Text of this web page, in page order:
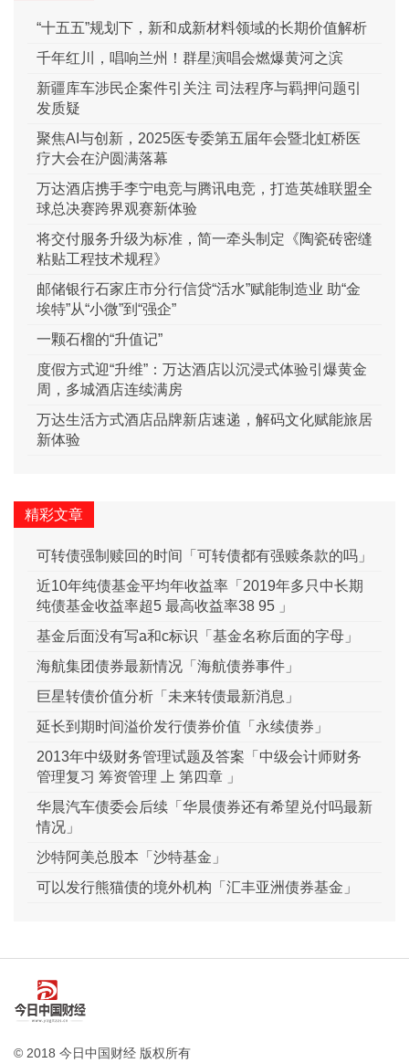
“十五五”规划下，新和成新材料领域的长期价值解析
千年红川，唱响兰州！群星演唱会燃爆黄河之滨
新疆库车涉民企案件引关注 司法程序与羁押问题引
发质疑
聚焦AI与创新，2025医专委第五届年会暨北虹桥医
疗大会在沪圆满落幕
万达酒店携手李宁电竞与腾讯电竞，打造英雄联盟全
球总决赛跨界观赛新体验
将交付服务升级为标准，简一牵头制定《陶瓷砖密缝
粘贴工程技术规程》
邮储银行石家庄市分行信贷“活水”赋能制造业 助“金
埃特”从“小微”到“强企”
一颗石榴的“升值记”
度假方式迎“升维”：万达酒店以沉浸式体验引爆黄金
周，多城酒店连续满房
万达生活方式酒店品牌新店速递，解码文化赋能旅居
新体验
精彩文章
可转债强制赎回的时间「可转债都有强赎条款的吗」
近10年纯债基金平均年收益率「2019年多只中长期
纯债基金收益率超5 最高收益率38 95 」
基金后面没有写a和c标识「基金名称后面的字母」
海航集团债券最新情况「海航债券事件」
巨星转债价值分析「未来转债最新消息」
延长到期时间溢价发行债券价值「永续债券」
2013年中级财务管理试题及答案「中级会计师财务
管理复习 筹资管理 上 第四章 」
华晨汽车债委会后续「华晨债券还有希望兑付吗最新
情况」
沙特阿美总股本「沙特基金」
可以发行熊猫债的境外机构「汇丰亚洲债券基金」
© 2018 今日中国财经 版权所有